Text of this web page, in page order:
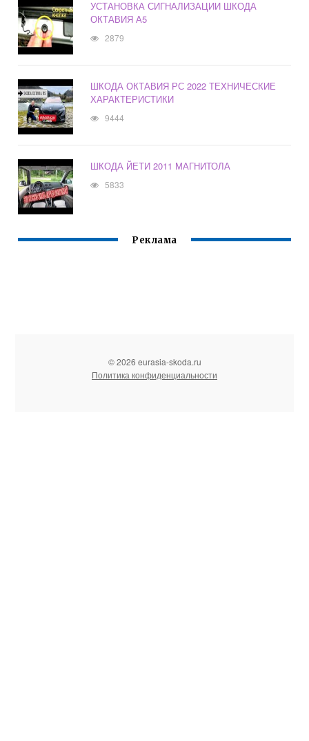
УСТАНОВКА СИГНАЛИЗАЦИИ ШКОДА
ОКТАВИЯ А5
2879
ШКОДА ОКТАВИЯ РС 2022 ТЕХНИЧЕСКИЕ
ХАРАКТЕРИСТИКИ
9444
ШКОДА ЙЕТИ 2011 МАГНИТОЛА
5833
Реклама
© 2026 eurasia-skoda.ru
Политика конфиденциальности